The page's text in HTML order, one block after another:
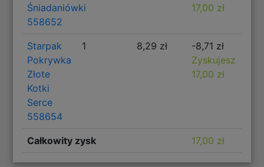
Śniadaniówki
558652
17,00 zł
Starpak
Pokrywka
Złote
Kotki
Serce
558654
1 8,29 zł
-8,71 zł
Zyskujesz
17,00 zł
Całkowity zysk 17,00 zł